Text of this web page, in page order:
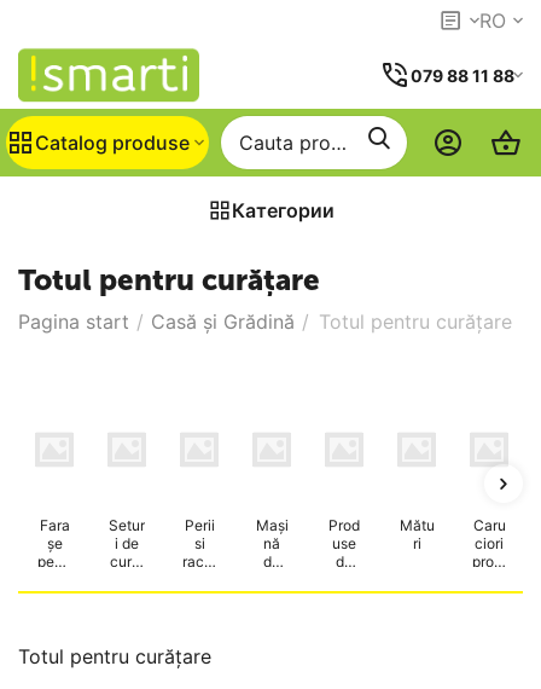
RO
079 88 11 88
Catalog produse
Категории
Totul pentru curățare
Pagina start / Casă și Grădină / Totul pentru curățare
Fara
șe
pentr
matu
Setur
i de
curăț
pard
Perii
si
racle
Mași
nă
de
t
Prod
use
de
enie
Mătu
ri
Caru
ciori
profe
l
Totul pentru curățare